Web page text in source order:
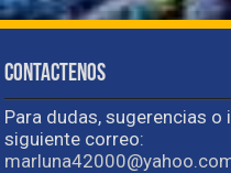
Contactenos
Para dudas, sugerencias
siguiente correo: